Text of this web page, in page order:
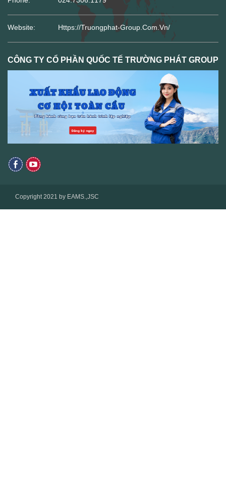
Website: Https://truongphat-Group.com.vn/
CÔNG TY CỔ PHẦN QUỐC TẾ TRƯỜNG PHÁT GROUP
Copyright 2021 by EAMS.,JSC